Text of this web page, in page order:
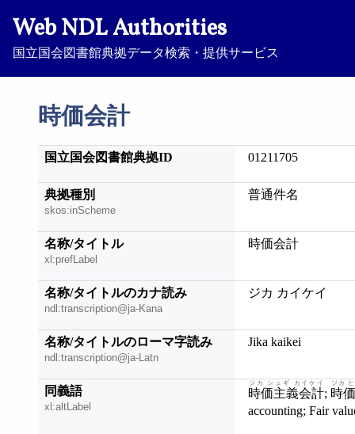
Web NDL Authorities
国立国会図書館典拠データ検索・提供サービス
時価会計
国立国会図書館典拠ID 01211705
典拠種別
skos:inScheme
普通件名
名称/タイトル
xl:prefLabel
時価会計
名称/タイトルのカナ読み
ndl:transcription@ja-Kana
ジカ カイケイ
名称/タイトルのローマ字読み
ndl:transcription@ja-Latn
Jika kaikei
同義語
xl:altLabel
時価主義会計
ジカ シュギ カイケイ
; 時
ジカ
accounting;